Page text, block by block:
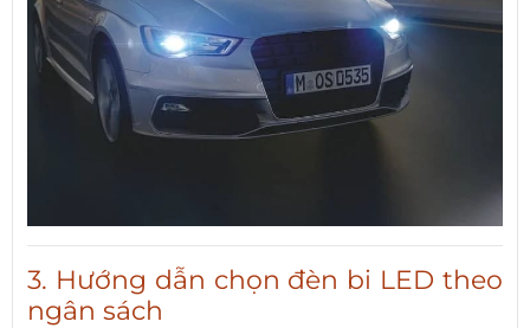
3. Hướng dẫn chọn đèn bi LED theo
ngân sách